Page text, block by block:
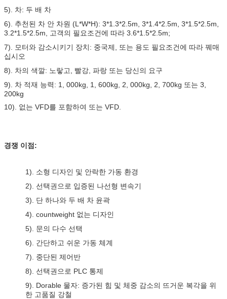
5). 차: 두 배 차
6). 추천된 차 안 차원 (L*W*H): 3*1.3*2.5m, 3*1.4*2.5m, 3*1.5*2.5m,
3.2*1.5*2.5m, 고객의 필요조건에 따라 3.6*1.5*2.5m;
7). 모터와 감소시키기 장치: 중국제, 또는 용도 필요조건에 따라 꿰매
십시오
8). 차의 색깔: 노랗고, 빨강, 파랑 또는 당신의 요구
9). 차 적재 능력: 1, 000kg, 1, 600kg, 2, 000kg, 2, 700kg 또는 3,
200kg
10). 없는 VFD를 포함하여 또는 VFD.
경쟁 이점:
1). 소형 디자인 및 안락한 가동 환경
2). 선택권으로 입증된 나선형 변속기
3). 단 하나와 두 배 차 윤곽
4). countweight 없는 디자인
5). 문의 다수 선택
6). 간단하고 쉬운 가동 체계
7). 중단된 제어반
8). 선택권으로 PLC 통제
9). Dorable 물자: 증가된 힘 및 체중 감소의 뜨거운 복각을 위
한 고품질 강철